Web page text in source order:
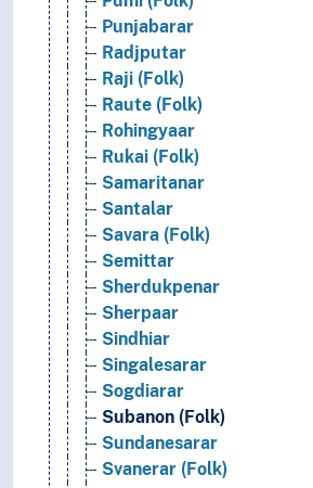
Punjabarar
Radjputar
Raji (Folk)
Raute (Folk)
Rohingyaar
Rukai (Folk)
Samaritanar
Santalar
Savara (Folk)
Semittar
Sherdukpenar
Sherpaar
Sindhiar
Singalesarar
Sogdiarar
Subanon (Folk)
Sundanesarar
Svanerar (Folk)